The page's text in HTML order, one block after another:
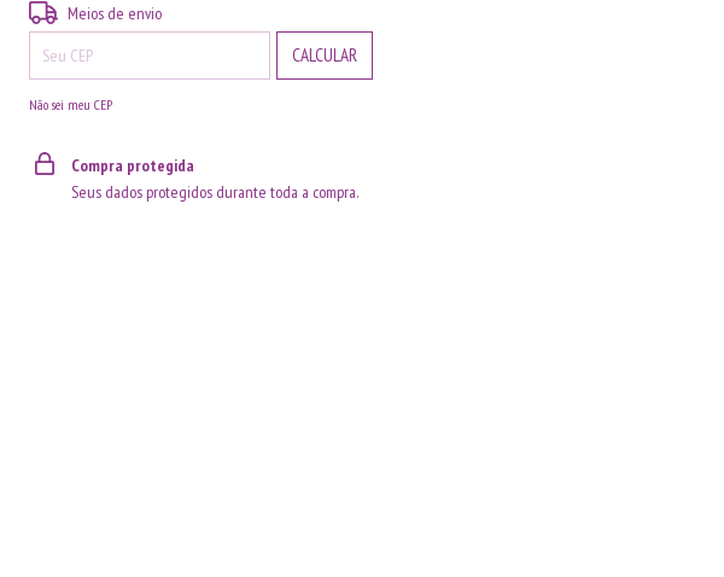
Entregas para o CEP:
Meios de envio
CALCULAR
Não sei meu CEP
Compra protegida
Seus dados protegidos durante toda a compra.